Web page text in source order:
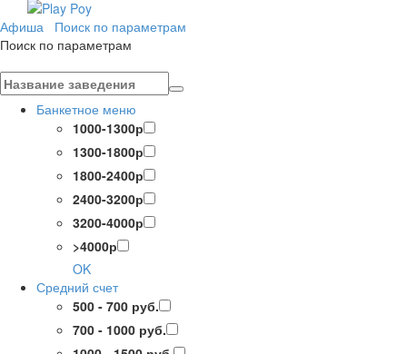
Афиша
Поиск по параметрам
Поиск по параметрам
Банкетное меню
1000-1300р
1300-1800р
1800-2400р
2400-3200р
3200-4000р
>4000р
OK
Средний счет
500 - 700 руб.
700 - 1000 руб.